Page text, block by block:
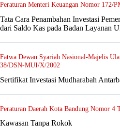
Peraturan Menteri Keuangan Nomor 172/
Tata Cara Penambahan Investasi
dari Saldo Kas pada Badan Layanan
Fatwa Dewan Syariah Nasional-Majelis
38/DSN-MUI/X/2002
Sertifikat Investasi Mudharabah
Peraturan Daerah Kota Bandung Nomor 4
Kawasan Tanpa Rokok